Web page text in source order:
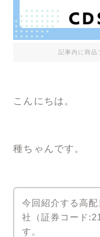
記事内に商品
こんにちは。
種ちゃんです。
今回紹介する高
社（証券コード
す。